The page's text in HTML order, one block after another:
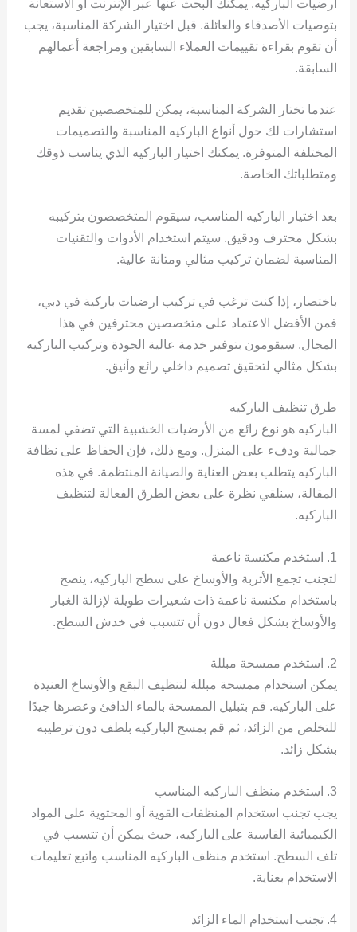
أرضيات الباركيه. يمكنك البحث عنها عبر الإنترنت أو الاستعانة
بتوصيات الأصدقاء والعائلة. قبل اختيار الشركة المناسبة، يجب
أن تقوم بقراءة تقييمات العملاء السابقين ومراجعة أعمالهم
السابقة.
عندما تختار الشركة المناسبة، يمكن للمتخصصين تقديم
استشارات لك حول أنواع الباركيه المناسبة والتصميمات
المختلفة المتوفرة. يمكنك اختيار الباركيه الذي يناسب ذوقك
ومتطلباتك الخاصة.
بعد اختيار الباركيه المناسب، سيقوم المتخصصون بتركيبه
بشكل محترف ودقيق. سيتم استخدام الأدوات والتقنيات
المناسبة لضمان تركيب مثالي ومتانة عالية.
باختصار، إذا كنت ترغب في تركيب ارضيات باركية في دبي،
فمن الأفضل الاعتماد على متخصصين محترفين في هذا
المجال. سيقومون بتوفير خدمة عالية الجودة وتركيب الباركيه
بشكل مثالي لتحقيق تصميم داخلي رائع وأنيق.
طرق تنظيف الباركيه
الباركيه هو نوع رائع من الأرضيات الخشبية التي تضفي لمسة
جمالية ودفء على المنزل. ومع ذلك، فإن الحفاظ على نظافة
الباركيه يتطلب بعض العناية والصيانة المنتظمة. في هذه
المقالة، سنلقي نظرة على بعض الطرق الفعالة لتنظيف
الباركيه.
1. استخدم مكنسة ناعمة
لتجنب تجمع الأتربة والأوساخ على سطح الباركيه، ينصح
باستخدام مكنسة ناعمة ذات شعيرات طويلة لإزالة الغبار
والأوساخ بشكل فعال دون أن تتسبب في خدش السطح.
2. استخدم ممسحة مبللة
يمكن استخدام ممسحة مبللة لتنظيف البقع والأوساخ العنيدة
على الباركيه. قم بتبليل الممسحة بالماء الدافئ وعصرها جيدًا
للتخلص من الزائد، ثم قم بمسح الباركيه بلطف دون ترطيبه
بشكل زائد.
3. استخدم منظف الباركيه المناسب
يجب تجنب استخدام المنظفات القوية أو المحتوية على المواد
الكيميائية القاسية على الباركيه، حيث يمكن أن تتسبب في
تلف السطح. استخدم منظف الباركيه المناسب واتبع تعليمات
الاستخدام بعناية.
4. تجنب استخدام الماء الزائد